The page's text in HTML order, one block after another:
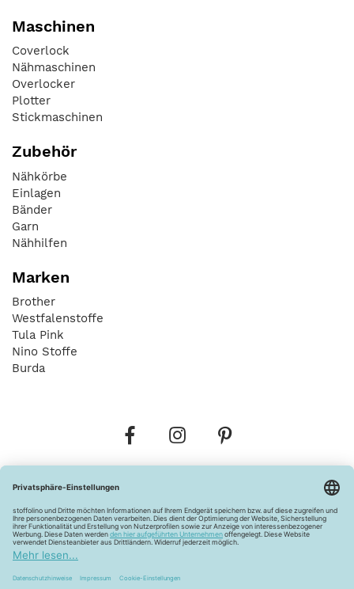
Maschinen
Coverlock
Nähmaschinen
Overlocker
Plotter
Stickmaschinen
Zubehör
Nähkörbe
Einlagen
Bänder
Garn
Nähhilfen
Marken
Brother
Westfalenstoffe
Tula Pink
Nino Stoffe
Burda
Widerrufsbelehrung Vertrag widerrufen
Barrierefreiheitserklärung